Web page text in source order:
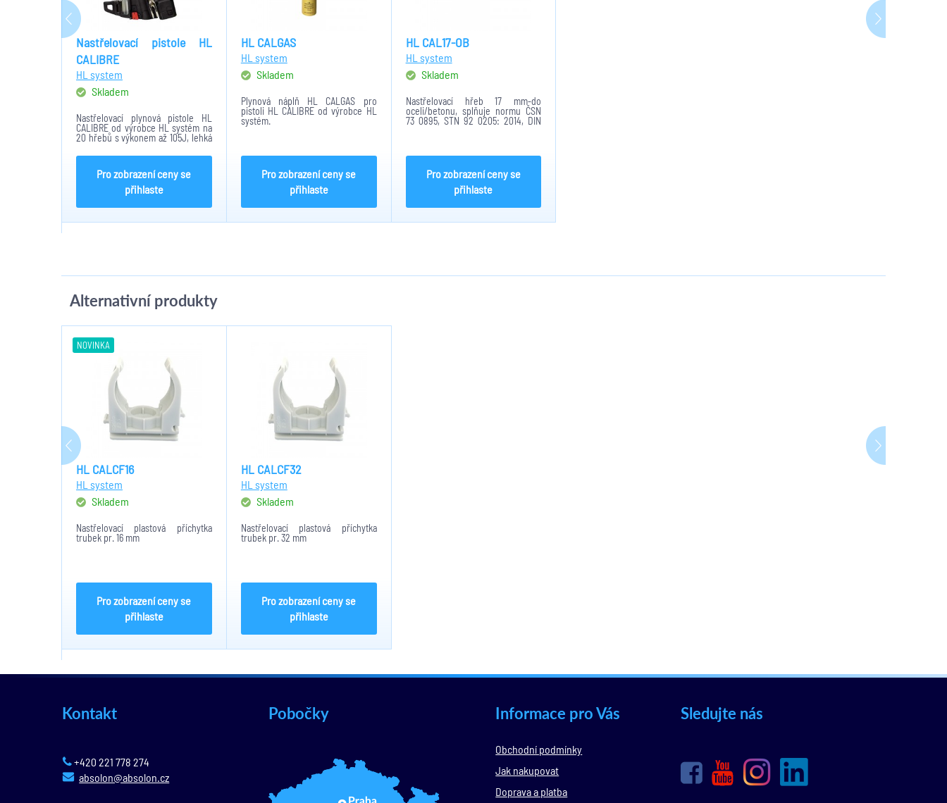
Nastřelovací pistole HL
CALIBRE
HL system
Skladem
Nastřelovací plynová pistole HL
CALIBRE od výrobce HL systém na
20 hřebů s výkonem až 105J, lehká
- hmotnost 3,6 kg s akumulátorem.
Rychlá - až 1000 výstřelů za hod. na
jedno nabití až 4500 výstřelů....
Pro zobrazení ceny se
přihlaste
HL CALGAS
HL system
Skladem
Plynová náplň HL CALGAS pro
pistoli HL CALIBRE od výrobce HL
systém.
Pro zobrazení ceny se
přihlaste
HL CAL17-OB
HL system
Skladem
Nastřelovací hřeb 17 mm-do
oceli/betonu, splňuje normu ČSN
73 0895, STN 92 0205: 2014, DIN
Pro zobrazení ceny se
přihlaste
Alternativní produkty
NOVINKA
HL CALCF16
HL system
Skladem
Nastřelovací plastová příchytka
trubek pr. 16 mm
Pro zobrazení ceny se
přihlaste
HL CALCF32
HL system
Skladem
Nastřelovací plastová příchytka
trubek pr. 32 mm
Pro zobrazení ceny se
přihlaste
Kontakt
+420 221 778 274
absolon@absolon.cz
Pobočky Informace pro Vás
Obchodní podmínky
Jak nakupovat
Doprava a platba
Sledujte nás